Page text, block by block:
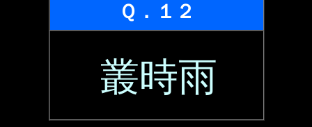
Ｑ．１２
叢時雨